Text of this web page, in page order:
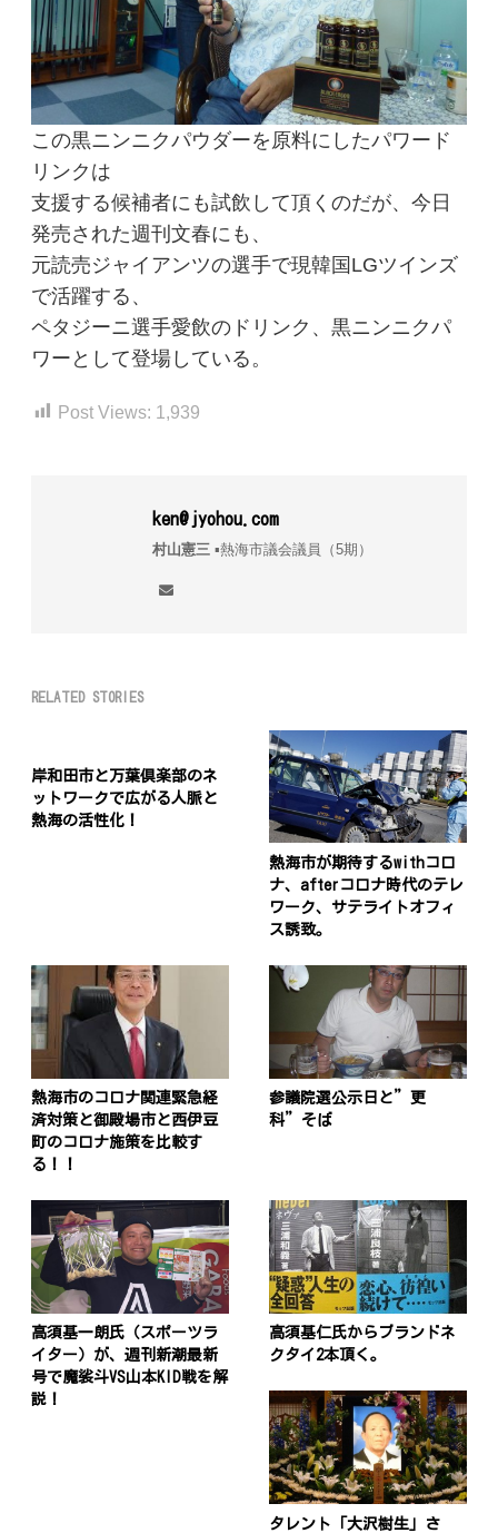
この黒ニンニクパウダーを原料にしたパワード
リンクは
支援する候補者にも試飲して頂くのだが、今日
発売された週刊文春にも、
元読売ジャイアンツの選手で現韓国LGツインズ
で活躍する、
ペタジーニ選手愛飲のドリンク、黒ニンニクパ
ワーとして登場している。
Post Views: 1,939
ken@jyohou.com
村山憲三▪︎熱海市議会議員（5期）
RELATED STORIES
岸和田市と万葉倶楽部のネ
ットワークで広がる人脈と
熱海の活性化！
熱海市が期待するwithコロ
ナ、afterコロナ時代のテレ
ワーク、サテライトオフィ
ス誘致。
熱海市のコロナ関連緊急経
済対策と御殿場市と西伊豆
町のコロナ施策を比較す
る！！
参議院選公示日と”更
科”そば
高須基一朗氏（スポーツラ
イター）が、週刊新潮最新
号で魔裟斗VS山本KID戦を解
説！
高須基仁氏からブランドネ
クタイ2本頂く。
タレント「大沢樹生」さ